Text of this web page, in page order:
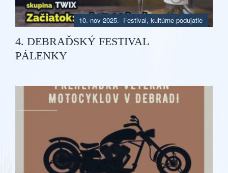
- Festival, kultúrne podujatie
10. nov 2025.
4. DEBRAĎSKÝ FESTIVAL
PÁLENKY